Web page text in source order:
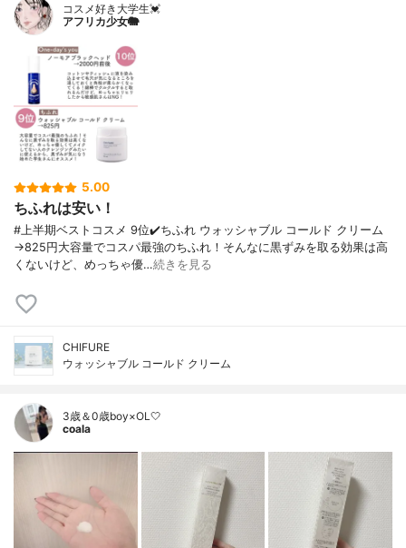
コスメ好き大学生💓
アフリカ少女🐘
5.00
ちふれは安い！
#上半期ベストコスメ 9位✔️ちふれ ウォッシャブル コールド クリーム
→825円大容量でコスパ最強のちふれ！そんなに黒ずみを取る効果は高
くないけど、めっちゃ優…続きを見る
CHIFURE
ウォッシャブル コールド クリーム
3歳＆0歳boy×OL🤍
coala